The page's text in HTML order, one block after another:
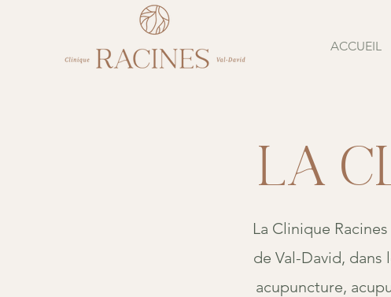
ACCUEIL
La
La Clinique
de Val-David, dans
acupuncture,